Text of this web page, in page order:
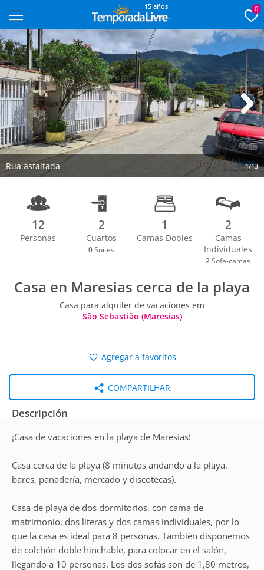
15 años 0
Rua asfaltada 1/13
Next
12
Personas
2
Cuartos
0 Suites
1
Camas Dobles
2
Camas
Individuales
2 Sofa-camas
Casa en Maresias cerca de la playa
Casa para alquiler de vacaciones em
São Sebastião (Maresias)
Agregar a favoritos
COMPARTILHAR
Descripción
¡Casa de vacaciones en la playa de Maresias!
Casa cerca de la playa (8 minutos andando a la playa,
bares, panadería, mercado y discotecas).
Casa de playa de dos dormitorios, con cama de
matrimonio, dos literas y dos camas individuales, por lo
que la casa es ideal para 8 personas. También disponemos
de colchón doble hinchable, para colocar en el salón,
llegando a 10 personas. Los dos sofás son de 1,80 metros,